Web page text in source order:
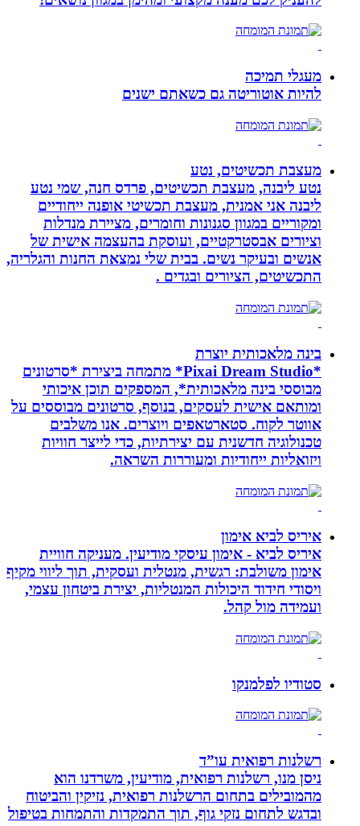
מעגלי תמיכה
להיות אוטוריטה גם כשאתם ישנים
מעצבת תכשיטים, נטע
נטע ליבנה, מעצבת תכשיטים, פרדס חנה, שמי נטע
ליבנה אני אמנית, מעצבת תכשיטי אופנה ייחודיים
ומקוריים במגוון סגנונות וחומרים, מציירת מנדלות
וציורים אבסטרקטיים, ועוסקת בהעצמה אישית של
אנשים ובעיקר נשים. בבית שלי נמצאת החנות והגלריה,
התכשיטים, הציורים ובגדים .
בינה מלאכותית יוצרת
*Pixai Dream Studio* מתמחה ביצירת *סרטונים
מבוססי בינה מלאכותית*, המספקים תוכן איכותי
ומותאם אישית לעסקים, בנוסף, סרטונים מבוססים על
אווטר לקוח. סטארטאפים ויוצרים. אנו משלבים
טכנולוגיה חדשנית עם יצירתיות, כדי לייצר חוויות
ויזואליות ייחודיות ומעוררות השראה.
איריס לביא אימון
איריס לביא - אימון עיסקי מודיעין. מעניקה חוויית
אימון משולבת: רגשית, מנטלית ועסקית, תוך ליווי מקיף
ויסודי חידוד היכולות המנטליות, יצירת ביטחון עצמי,
ועמידה מול קהל.
סטודיו לפלמנקו
רשלנות רפואית עו”ד
ניסן מנו, רשלנות רפואית, מודיעין, משרדנו הוא
מהמובילים בתחום הרשלנות רפואית, נזיקין והביטוח
ובדגש לתחום נזקי גוף, תוך התמקדות והתמחות בטיפול